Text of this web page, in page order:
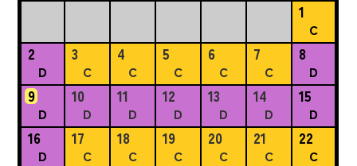
1
C
2
D
3
C
4
C
5
C
6
C
7
C
8
D
9
D
10
D
11
D
12
D
13
D
14
D
15
D
16
D
17
C
18
C
19
C
20
C
21
C
22
C